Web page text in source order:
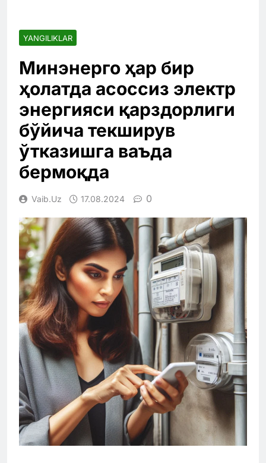
YANGILIKLAR
Минэнерго ҳар бир
ҳолатда асоссиз электр
энергияси қарздорлиги
бўйича текширув
ўтказишга ваъда
бермоқда
Vaib.uz 17.08.2024 0